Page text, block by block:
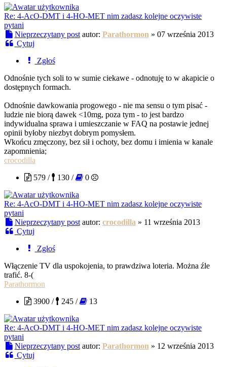
Re: 4-AcO-DMT i 4-HO-MET nim zadasz kolejne oczywiste
pytani
Nieprzeczytany post autor: Parathormon » 07 września 2013
Cytuj
Zgłoś
Odnośnie tych soli to w sumie ciekawe - odnotuję to w akapicie o
dostępnych formach.
Odnośnie dawkowania progowego - nie ma sensu o tym pisać -
ludzie nie biorą dawek <10mg, poza tym - to jest bardzo
indywidualna sprawa i umieszczanie w FAQ na postawie jednej
opinii byłoby niezbyt dobrym pomysłem.
Wkońcu zmęczony, bez sił i ochoty, bez domu i imienia w kanale
zapomnienia;
crocodilla
579 /
130 / 0
Re: 4-AcO-DMT i 4-HO-MET nim zadasz kolejne oczywiste
pytani
Nieprzeczytany post autor: crocodilla » 11 września 2013
Cytuj
Zgłoś
Włączenie TV dla uspokojenia, to prawdziwa loteria. Można źle
trafić. 8-(
Parathormon
3900 /
245 / 13
Re: 4-AcO-DMT i 4-HO-MET nim zadasz kolejne oczywiste
pytani
Nieprzeczytany post autor: Parathormon » 12 września 2013
Cytuj